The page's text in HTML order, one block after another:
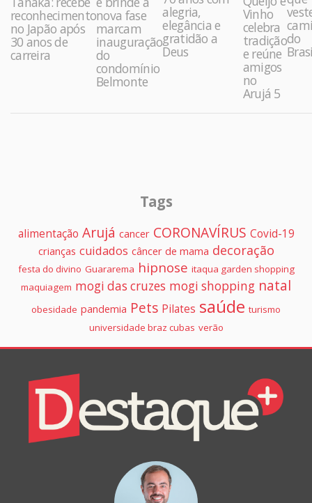
reconhecimento
no Japão após
30 anos de
carreira
nova fase
marcam
inauguração
do
condomínio
Belmonte
alegria,
elegância e
gratidão a
Deus
Vinho
celebra
tradição
e reúne
amigos
no
Arujá 5
do
Tags
alimentação Arujá cancer CORONAVÍRUS Covid-19
crianças cuidados câncer de mama decoração
festa do divino Guararema hipnose itaqua garden shopping
maquiagem mogi das cruzes mogi shopping natal
obesidade pandemia Pets Pilates saúde turismo
universidade braz cubas verão
Colunistas
Destaque+
Online